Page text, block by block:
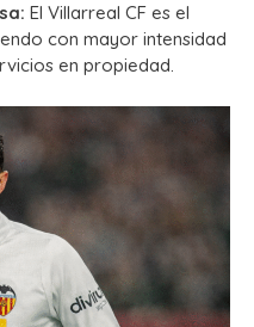
El Villarreal CF es el
con mayor intensidad
en propiedad.